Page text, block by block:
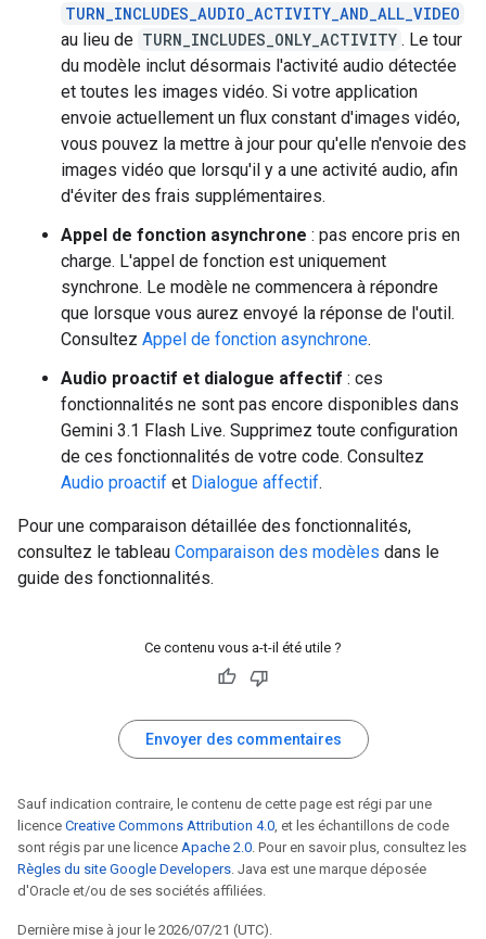
TURN_INCLUDES_AUDIO_ACTIVITY_AND_ALL_VIDEO
au lieu de TURN_INCLUDES_ONLY_ACTIVITY . Le tour
du modèle inclut désormais l'activité audio détectée
et toutes les images vidéo. Si votre application
envoie actuellement un flux constant d'images vidéo,
vous pouvez la mettre à jour pour qu'elle n'envoie des
images vidéo que lorsqu'il y a une activité audio, afin
d'éviter des frais supplémentaires.
Appel de fonction asynchrone : pas encore pris en
charge. L'appel de fonction est uniquement
synchrone. Le modèle ne commencera à répondre
que lorsque vous aurez envoyé la réponse de l'outil.
Consultez Appel de fonction asynchrone.
Audio proactif et dialogue affectif : ces
fonctionnalités ne sont pas encore disponibles dans
Gemini 3.1 Flash Live. Supprimez toute configuration
de ces fonctionnalités de votre code. Consultez
Audio proactif et Dialogue affectif.
Pour une comparaison détaillée des fonctionnalités,
consultez le tableau Comparaison des modèles dans le
guide des fonctionnalités.
Ce contenu vous a-t-il été utile ?
Envoyer des commentaires
Sauf indication contraire, le contenu de cette page est régi par une
licence Creative Commons Attribution 4.0, et les échantillons de code
sont régis par une licence Apache 2.0. Pour en savoir plus, consultez les
Règles du site Google Developers. Java est une marque déposée
d'Oracle et/ou de ses sociétés affiliées.
Dernière mise à jour le 2026/07/21 (UTC).